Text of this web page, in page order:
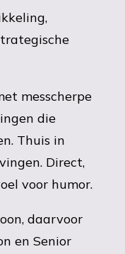
messcherpe
die
Thuis in
Direct,
voor humor.
daarvoor
en Senior